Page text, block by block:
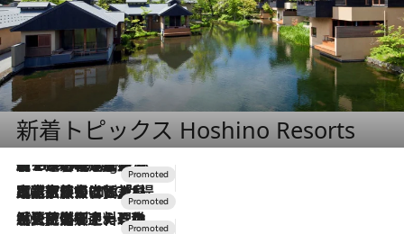
新着トピックス Hoshino Resorts
10 Hours Ago
【トンボの足水浴】ヒノキの香りに包まれて涼感マックス！約13℃の湧水かけ流しを避暑地「星野温泉 トンボの湯」で体験
2026.7.31
【ホテル帰省】という選択肢をOMOが提案。家族とほどよい距離を保つには「昼は実家、夜は気兼ねなくホテルで！」
2026.7.24
【夏限定ディナーコース】旬を迎える稚鮎や花ズッキーニなどをイタリア・トスカーナの郷土料理の手法で満喫！